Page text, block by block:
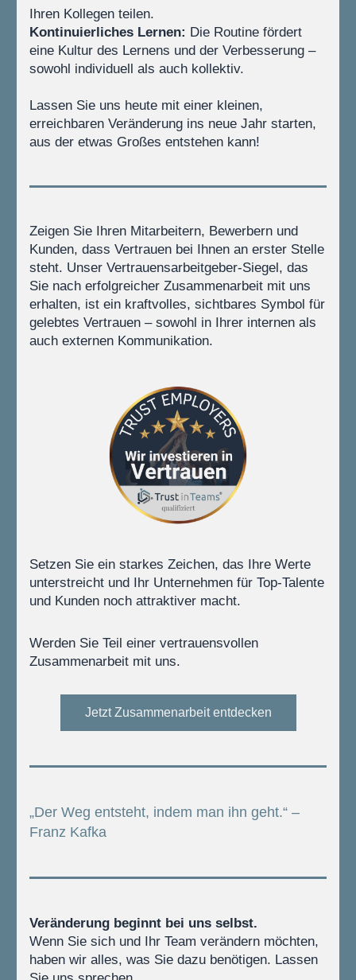
Ihren Kollegen teilen.
Kontinuierliches Lernen: Die Routine fördert
eine Kultur des Lernens und der Verbesserung –
sowohl individuell als auch kollektiv.
Lassen Sie uns heute mit einer kleinen,
erreichbaren Veränderung ins neue Jahr starten,
aus der etwas Großes entstehen kann!
Zeigen Sie Ihren Mitarbeitern, Bewerbern und
Kunden, dass Vertrauen bei Ihnen an erster Stelle
steht. Unser Vertrauensarbeitgeber-Siegel, das
Sie nach erfolgreicher Zusammenarbeit mit uns
erhalten, ist ein kraftvolles, sichtbares Symbol für
gelebtes Vertrauen – sowohl in Ihrer internen als
auch externen Kommunikation.
Setzen Sie ein starkes Zeichen, das Ihre Werte
unterstreicht und Ihr Unternehmen für Top-Talente
und Kunden noch attraktiver macht.
Werden Sie Teil einer vertrauensvollen
Zusammenarbeit mit uns.
Jetzt Zusammenarbeit entdecken
Franz Kafka
Veränderung beginnt bei uns selbst.
Wenn Sie sich und Ihr Team verändern möchten,
haben wir alles, was Sie dazu benötigen. Lassen